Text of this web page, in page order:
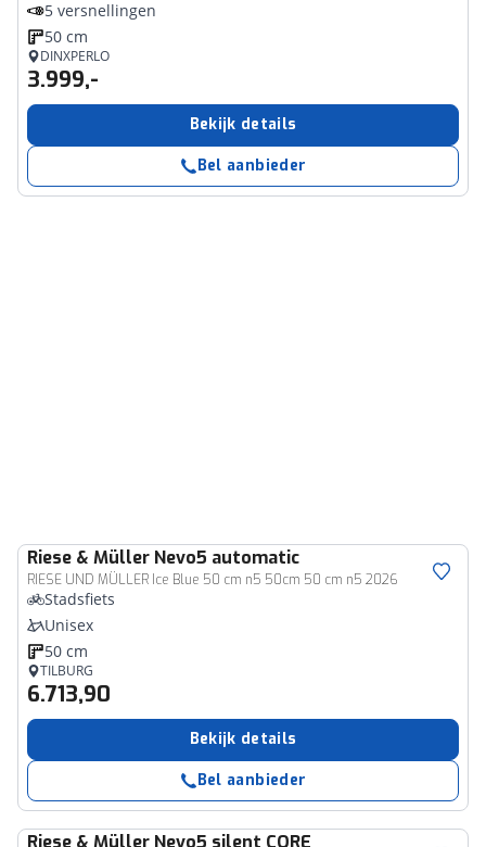
5 versnellingen
50 cm
DINXPERLO
3.999,-
Bekijk details
Bel aanbieder
Riese & Müller Nevo5 automatic
RIESE UND MÜLLER Ice Blue 50 cm n5 50cm 50 cm n5 2026
Stadsfiets
Unisex
50 cm
TILBURG
6.713,90
Bekijk details
Bel aanbieder
Riese & Müller Nevo5 silent CORE